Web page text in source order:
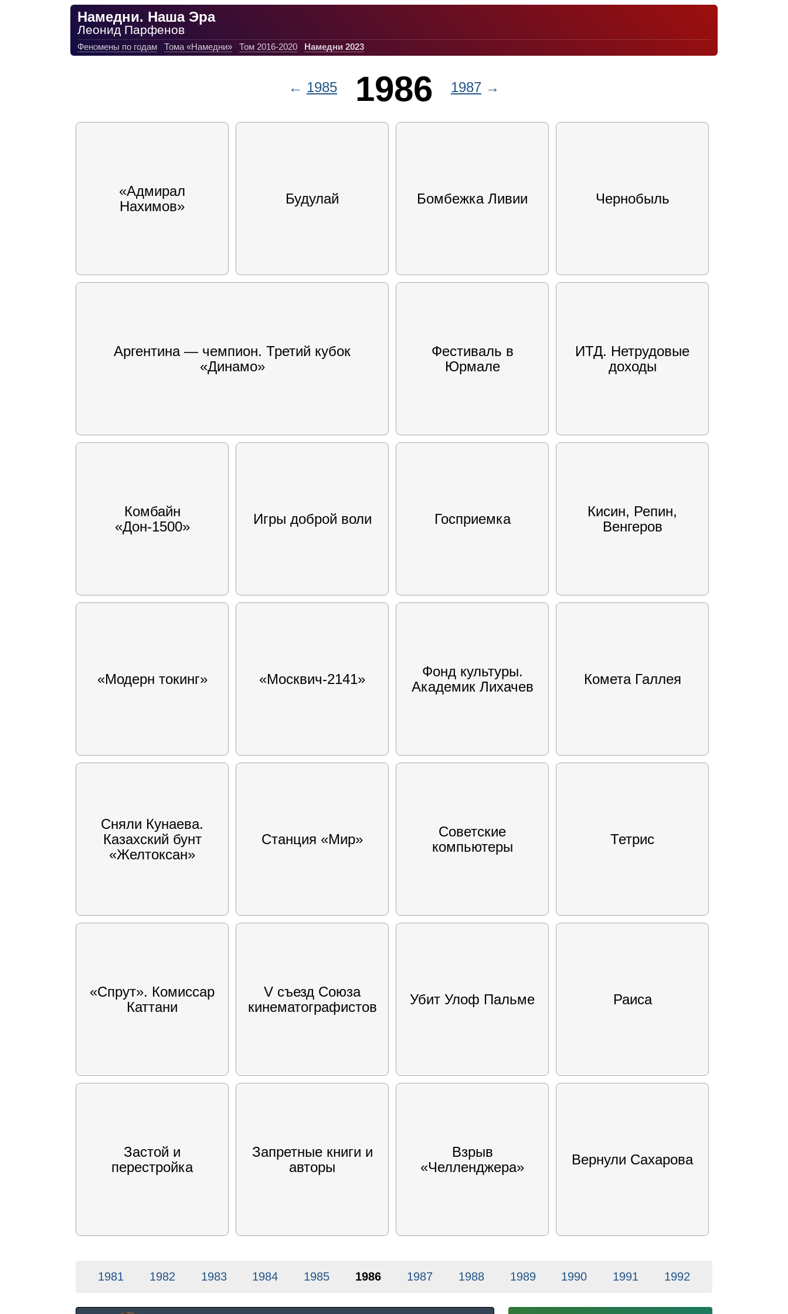
Намедни. Наша Эра
Леонид Парфенов
Феномены по годам Тома «Намедни» Том 2016-2020 Намедни 2023
← 1985 1986 1987 →
«Адмирал
Нахимов»
Будулай Бомбежка Ливии Чернобыль
Аргентина — чемпион. Третий кубок
«Динамо»
Фестиваль в
Юрмале
ИТД. Нетрудовые
доходы
Комбайн
«Дон-1500»
Игры доброй воли Госприемка
Кисин, Репин,
Венгеров
«Модерн токинг» «Москвич-2141»
Фонд культуры.
Академик Лихачев
Комета Галлея
Сняли Кунаева.
Казахский бунт
«Желтоксан»
Станция «Мир»
Советские
компьютеры
Тетрис
«Спрут». Комиссар
Каттани
V съезд Союза
кинематографистов
Убит Улоф Пальме Раиса
Застой и
перестройка
Запретные книги и
авторы
Взрыв
«Челленджера»
Вернули Сахарова
1981 1982 1983 1984 1985 1986 1987 1988 1989 1990 1991 1992